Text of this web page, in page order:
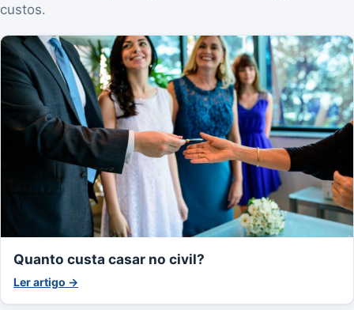
custos.
Quanto custa casar no civil?
Ler artigo →